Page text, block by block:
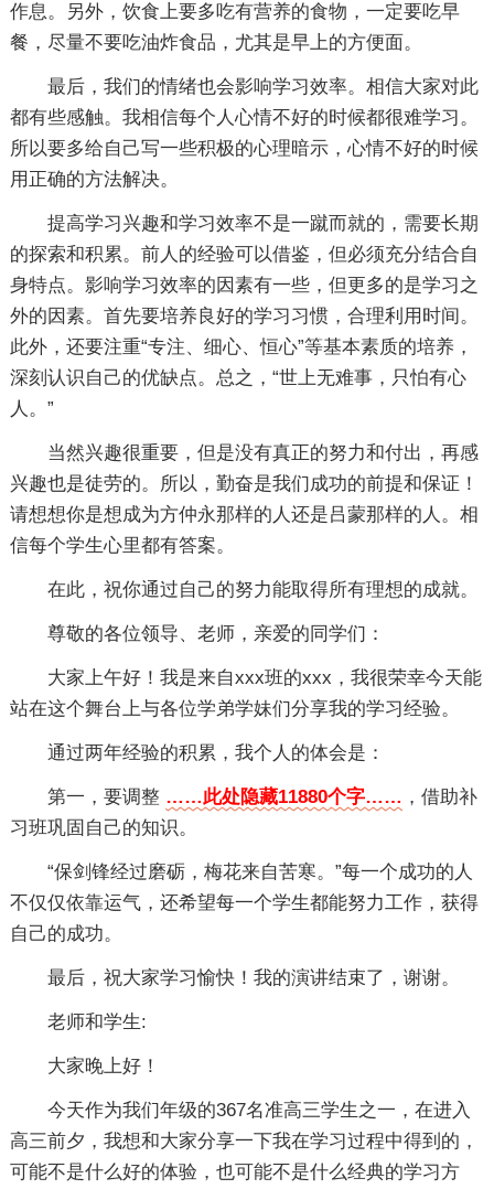
作息。另外，饮食上要多吃有营养的食物，一定要吃早
餐，尽量不要吃油炸食品，尤其是早上的方便面。
最后，我们的情绪也会影响学习效率。相信大家对此
都有些感触。我相信每个人心情不好的时候都很难学习。
所以要多给自己写一些积极的心理暗示，心情不好的时候
用正确的方法解决。
提高学习兴趣和学习效率不是一蹴而就的，需要长期
的探索和积累。前人的经验可以借鉴，但必须充分结合自
身特点。影响学习效率的因素有一些，但更多的是学习之
外的因素。首先要培养良好的学习习惯，合理利用时间。
此外，还要注重“专注、细心、恒心”等基本素质的培养，
深刻认识自己的优缺点。总之，“世上无难事，只怕有心
人。”
当然兴趣很重要，但是没有真正的努力和付出，再感
兴趣也是徒劳的。所以，勤奋是我们成功的前提和保证！
请想想你是想成为方仲永那样的人还是吕蒙那样的人。相
信每个学生心里都有答案。
在此，祝你通过自己的努力能取得所有理想的成就。
尊敬的各位领导、老师，亲爱的同学们：
大家上午好！我是来自xxx班的xxx，我很荣幸今天能
站在这个舞台上与各位学弟学妹们分享我的学习经验。
通过两年经验的积累，我个人的体会是：
第一，要调整 ……此处隐藏11880个字…… ，借助补
习班巩固自己的知识。
“保剑锋经过磨砺，梅花来自苦寒。”每一个成功的人
不仅仅依靠运气，还希望每一个学生都能努力工作，获得
自己的成功。
最后，祝大家学习愉快！我的演讲结束了，谢谢。
老师和学生:
大家晚上好！
今天作为我们年级的367名准高三学生之一，在进入
高三前夕，我想和大家分享一下我在学习过程中得到的，
可能不是什么好的体验，也可能不是什么经典的学习方